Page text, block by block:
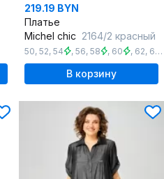
219.19 BYN
Платье
Michel chic 2164/2 красный
50, 52, 54 , 56, 58 , 60 , 62, 64 ,
В корзину